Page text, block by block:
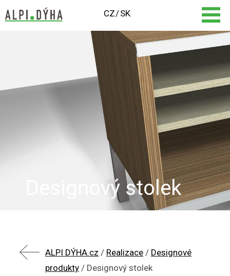
CZ SK
Designový stolek
ALPI DÝHA.cz / Realizace / Designové
produkty / Designový stolek